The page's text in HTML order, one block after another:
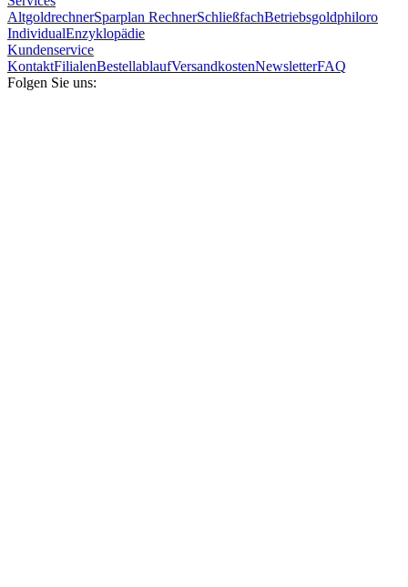
AltgoldrechnerSparplan RechnerSchließfachBetriebsgoldphiloro
IndividualEnzyklopädie
Kundenservice
KontaktFilialenBestellablaufVersandkostenNewsletterFAQ
Folgen Sie uns: